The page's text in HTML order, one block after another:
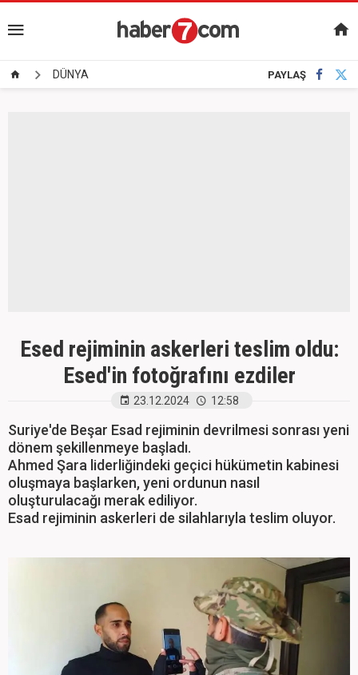
DÜNYA PAYLAŞ
Esed rejiminin askerleri teslim oldu:
Esed'in fotoğrafını ezdiler
23.12.2024 12:58
Suriye'de Beşar Esad rejiminin devrilmesi sonrası yeni
dönem şekillenmeye başladı.
Ahmed Şara liderliğindeki geçici hükümetin kabinesi
oluşmaya başlarken, yeni ordunun nasıl
oluşturulacağı merak ediliyor.
Esad rejiminin askerleri de silahlarıyla teslim oluyor.